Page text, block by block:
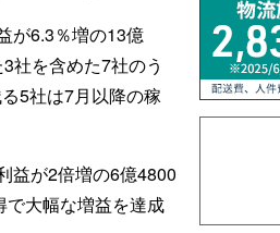
が6.3％増の13億
社を含めた7社のう
5社は7月以降の稼
益が2倍増の6億4800
大幅な増益を達成